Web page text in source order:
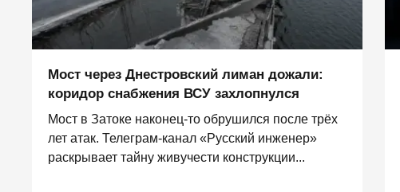
Мост через Днестровский лиман дожали:
коридор снабжения ВСУ захлопнулся
Мост в Затоке наконец-то обрушился после трёх
лет атак. Телеграм-канал «Русский инженер»
раскрывает тайну живучести конструкции...